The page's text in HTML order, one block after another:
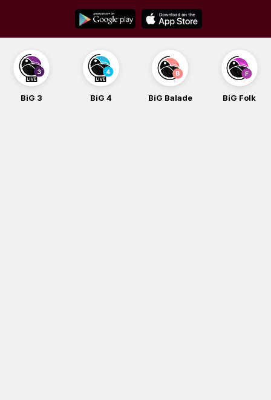
content
BiG 3 BiG 4 BiG Balade BiG Folk